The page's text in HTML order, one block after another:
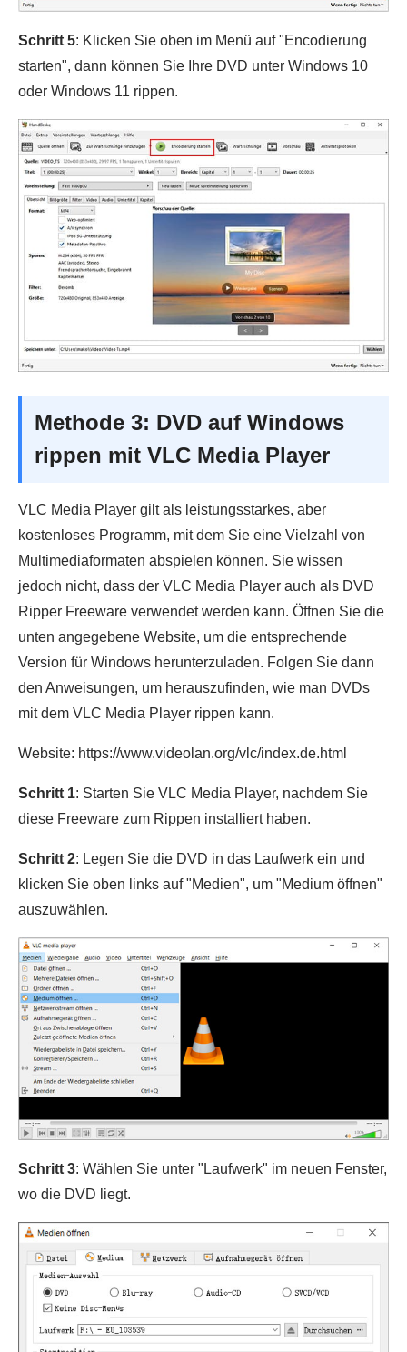
Schritt 5: Klicken Sie oben im Menü auf "Encodierung
starten", dann können Sie Ihre DVD unter Windows 10
oder Windows 11 rippen.
Methode 3: DVD auf Windows
rippen mit VLC Media Player
VLC Media Player gilt als leistungsstarkes, aber
kostenloses Programm, mit dem Sie eine Vielzahl von
Multimediaformaten abspielen können. Sie wissen
jedoch nicht, dass der VLC Media Player auch als DVD
Ripper Freeware verwendet werden kann. Öffnen Sie die
unten angegebene Website, um die entsprechende
Version für Windows herunterzuladen. Folgen Sie dann
den Anweisungen, um herauszufinden, wie man DVDs
mit dem VLC Media Player rippen kann.
Website: https://www.videolan.org/vlc/index.de.html
Schritt 1: Starten Sie VLC Media Player, nachdem Sie
diese Freeware zum Rippen installiert haben.
Schritt 2: Legen Sie die DVD in das Laufwerk ein und
klicken Sie oben links auf "Medien", um "Medium öffnen"
auszuwählen.
Schritt 3: Wählen Sie unter "Laufwerk" im neuen Fenster,
wo die DVD liegt.